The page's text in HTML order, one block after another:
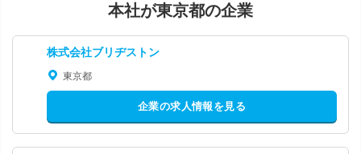
本社が東京都の企業
株式会社ブリヂストン
東京都
企業の求人情報を見る